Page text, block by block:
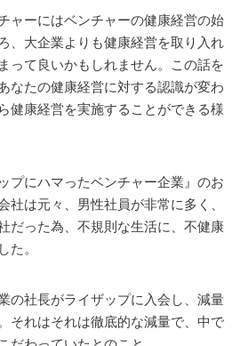
ャーにはベンチャーの健康経営の始
、大企業よりも健康経営を取り入れ
って良いかもしれません。
この話を
なたの健康経営に対する認識が変わ
健康経営を実施することができる様
プにハマったベンチャー企業』のお
社は元々、男性社員が非常に多く、
だった為、 不規則な生活に、不健康
た。
の社長がライザップに入会し、減量
それはそれは徹底的な減量で、中で